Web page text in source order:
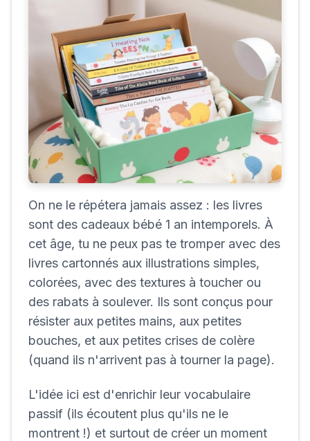
On ne le répétera jamais assez : les livres
sont des cadeaux bébé 1 an intemporels. À
cet âge, tu ne peux pas te tromper avec des
livres cartonnés aux illustrations simples,
colorées, avec des textures à toucher ou
des rabats à soulever. Ils sont conçus pour
résister aux petites mains, aux petites
bouches, et aux petites crises de colère
(quand ils n'arrivent pas à tourner la page).
L'idée ici est d'enrichir leur vocabulaire
passif (ils écoutent plus qu'ils ne le
montrent !) et surtout de créer un moment